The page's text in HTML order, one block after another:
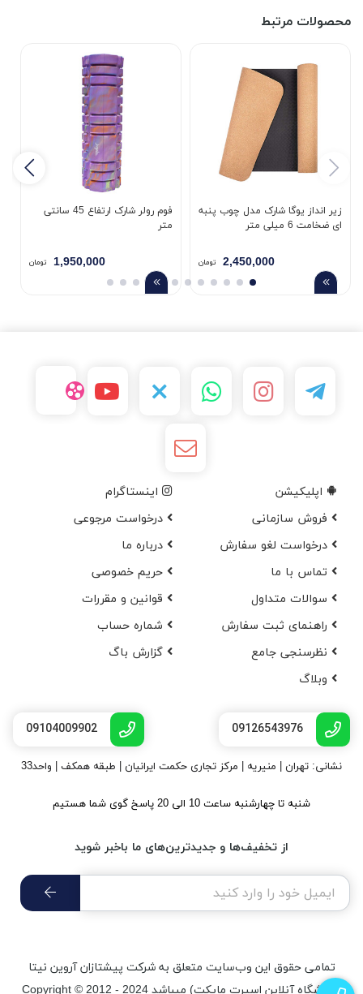
محصولات مرتبط
زیر انداز یوگا شارک مدل چوب پنبه
ای ضخامت 6 میلی متر
2,450,000 تومان
فوم رولر شارک ارتفاع 45 سانتی
متر
1,950,000 تومان
اپلیکیشن
اینستاگرام
فروش سازمانی
درخواست مرجوعی
درخواست لغو سفارش
در‌باره ما
تماس با ما
حریم خصوصی
سوالات متداول
قوانین و مقررات
راهنمای ثبت سفارش
شماره حساب
نظرسنجی جامع
گزارش باگ
وبلاگ
09126543976
09104009902
نشانی: تهران | منیریه | مرکز تجاری حکمت ایرانیان | طبقه همکف | واحد33
شنبه تا چهارشنبه ساعت 10 الی 20 پاسخ گوی شما هستیم
از تخفیف‌ها و جدیدترین‌های ما باخبر شوید
تمامی حقوق اين وب‌سايت متعلق به شرکت پیشتازان آروین نیتا
(فروشگاه آنلاین اسپرت مایکت) میباشد Copyright © 2012 - 2024